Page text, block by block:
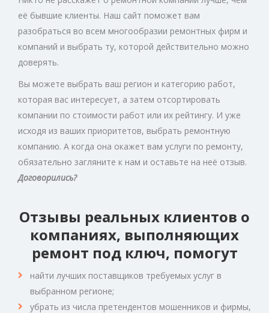
её бывшие клиенты. Наш сайт поможет вам
разобраться во всем многообразии ремонтных фирм и
компаний и выбрать ту, которой действительно можно
доверять.
Вы можете выбрать ваш регион и категорию работ,
которая вас интересует, а затем отсортировать
компании по стоимости работ или их рейтингу. И уже
исходя из ваших приоритетов, выбрать ремонтную
компанию. А когда она окажет вам услуги по ремонту,
обязательно загляните к нам и оставьте на неё отзыв.
Договорились?
Отзывы реальных клиентов о
компаниях, выполняющих
ремонт под ключ, помогут
найти лучших поставщиков требуемых услуг в
выбранном регионе;
убрать из числа претендентов мошенников и фирмы,